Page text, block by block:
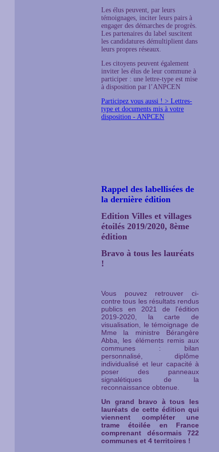
Les élus peuvent, par leurs
témoignages, inciter leurs pairs à
engager des démarches de progrès.
Les partenaires du label suscitent
les candidatures démultiplient dans
leurs propres réseaux.
Les citoyens peuvent également
inviter les élus de leur commune à
participer : une lettre-type est mise
à disposition par l’ANPCEN
Participez vous aussi ! > Lettres-
type et documents mis à votre
disposition - ANPCEN
Rappel des labellisées de
la dernière édition
Edition Villes et villages
étoilés 2019/2020, 8ème
édition
Bravo à tous les lauréats
!
Vous pouvez retrouver ci-
contre tous les résultats rendus
publics en 2021 de l'édition
2019-2020, la carte de
visualisation, le témoignage de
Mme la ministre Bérangère
Abba, les éléments remis aux
communes : bilan
personnalisé, diplôme
individualisé et leur capacité à
poser des panneaux
signalétiques de la
reconnaissance obtenue.
Un grand bravo à tous les
lauréats de cette édition qui
viennent compléter une
trame étoilée en France
comprenant désormais 722
communes et 4 territoires !